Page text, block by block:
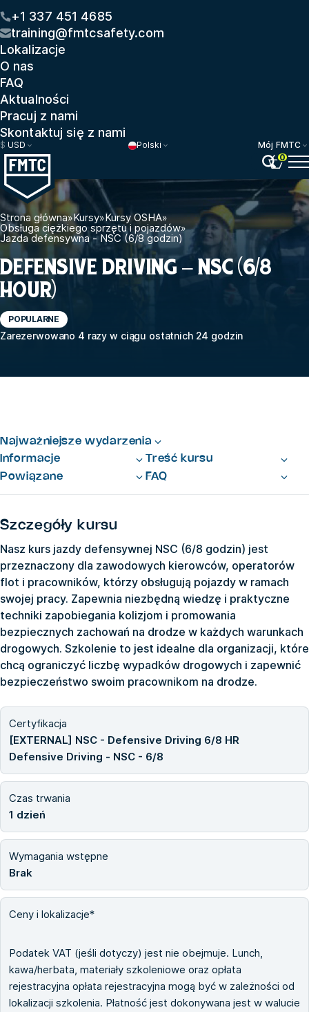
+1 337 451 4685
training@fmtcsafety.com
Lokalizacje
O nas
FAQ
Aktualności
Pracuj z nami
Skontaktuj się z nami
$ USD Polski
Mój FMTC
0
Strona główna»Kursy»Kursy OSHA»
Obsługa ciężkiego sprzętu i pojazdów»
Jazda defensywna - NSC (6/8 godzin)
DEFENSIVE DRIVING – NSC (6/8
HOUR)
POPULARNE
Zarezerwowano 4 razy w ciągu ostatnich 24 godzin
Najważniejsze wydarzenia
Informacje
Treść kursu
Powiązane
FAQ
Szczegóły kursu
Nasz kurs jazdy defensywnej NSC (6/8 godzin) jest
przeznaczony dla zawodowych kierowców, operatorów
flot i pracowników, którzy obsługują pojazdy w ramach
swojej pracy. Zapewnia niezbędną wiedzę i praktyczne
techniki zapobiegania kolizjom i promowania
bezpiecznych zachowań na drodze w każdych warunkach
drogowych. Szkolenie to jest idealne dla organizacji, które
chcą ograniczyć liczbę wypadków drogowych i zapewnić
bezpieczeństwo swoim pracownikom na drodze.
Certyfikacja
[EXTERNAL] NSC - Defensive Driving 6/8 HR
Defensive Driving - NSC - 6/8
Czas trwania
1 dzień
Wymagania wstępne
Brak
Ceny i lokalizacje*
Podatek VAT (jeśli dotyczy) jest nie obejmuje. Lunch,
kawa/herbata, materiały szkoleniowe oraz opłata
rejestracyjna opłata rejestracyjna mogą być w zależności od
lokalizacji szkolenia. Płatność jest dokonywana jest w walucie